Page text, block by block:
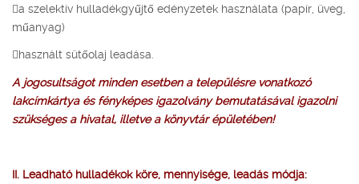
a szelektív hulladékgyűjtő edényzetek használata (papír, üveg,
műanyag)
használt sütőolaj leadása.
A jogosultságot minden esetben a településre vonatkozó
lakcímkártya és fényképes igazolvány bemutatásával igazolni
szükséges a hivatal, illetve a könyvtár épületében!
II. Leadható hulladékok köre, mennyisége, leadás módja: